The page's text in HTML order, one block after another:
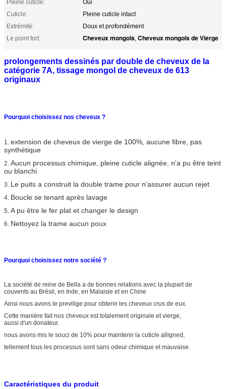
Pleine cuticle:
Oui
Cuticle:
Pleine cuticle intact
Extrémité:
Doux et profondément
Le point fort:
Cheveux mongols, Cheveux mongols de Vierge
prolongements dessinés par double de cheveux de la
catégorie 7A, tissage mongol de cheveux de 613
originaux
Pourquoi choisissez nos cheveux ?
1. extension de cheveux de vierge de 100%, aucune fibre, pas
synthétique
2. Aucun processus chimique, pleine cuticle alignée, n'a pu être teint
ou blanchi
3. Le puits a construit la double trame pour n'assurer aucun rejet
4. Boucle se tenant après lavage
5. A pu être le fer plat et changer le design
6. Nettoyez la trame aucun poux
Pourquoi choisissez notre société ?
La société de reine de Bella a de bonnes relations avec la plupart de
couvents au Brésil, en Inde, en Malaisie et en Chine
Ainsi nous avons le previlige pour obtenir les cheveux crus de eux.
Cette manière fait nos cheveux est totalement originale et vierge,
aussi d'un donateur.
nous avons mis le souci de 10% pour maintenir la cuticle alligned,
tellement tous les processus sont sans odeur chimique et mauvaise.
Caractéristiques du produit